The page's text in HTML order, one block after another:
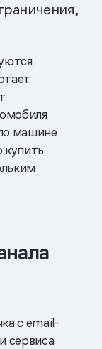
машине
с email-
сервиса